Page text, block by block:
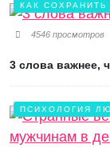
КАК
4546 просмотров
3 слова важнее,
ПСИХОЛОГИЯ